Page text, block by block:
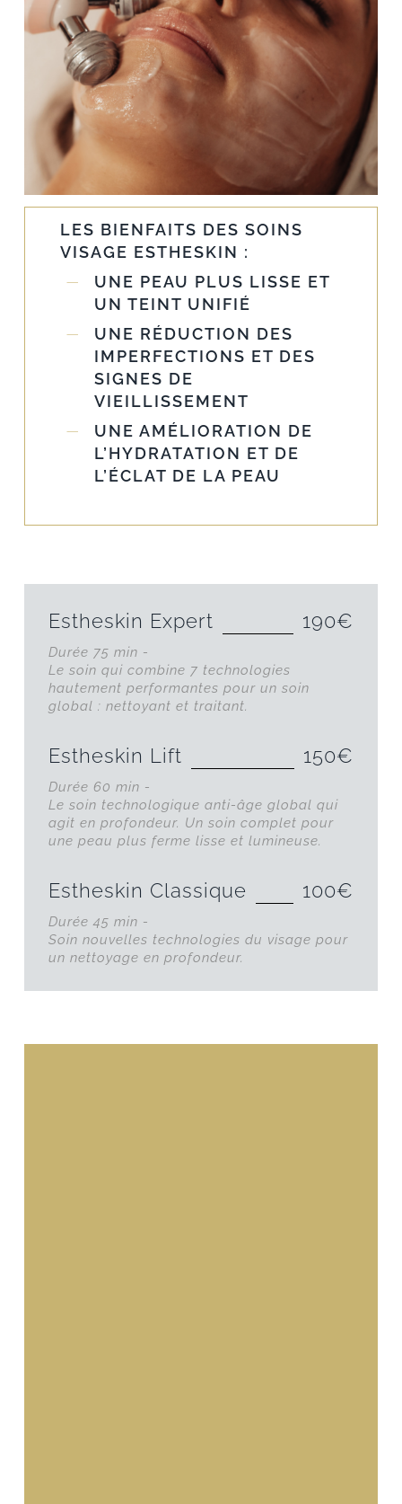
LES BIENFAITS DES SOINS
VISAGE ESTHESKIN :
UNE PEAU PLUS LISSE ET
UN TEINT UNIFIÉ
UNE RÉDUCTION DES
IMPERFECTIONS ET DES
SIGNES DE
VIEILLISSEMENT
UNE AMÉLIORATION DE
L’HYDRATATION ET DE
L’ÉCLAT DE LA PEAU
Estheskin Expert 190€
Durée 75 min -
Le soin qui combine 7 technologies
hautement performantes pour un soin
global : nettoyant et traitant.
Estheskin Lift 150€
Durée 60 min -
Le soin technologique anti-âge global qui
agit en profondeur. Un soin complet pour
une peau plus ferme lisse et lumineuse.
Estheskin Classique 100€
Durée 45 min -
Soin nouvelles technologies du visage pour
un nettoyage en profondeur.